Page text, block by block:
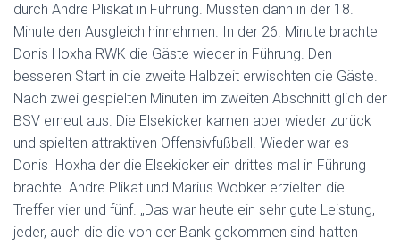
durch Andre Pliskat in Führung. Mussten dann in der 18.
Minute den Ausgleich hinnehmen. In der 26. Minute brachte
Donis Hoxha RWK die Gäste wieder in Führung. Den
besseren Start in die zweite Halbzeit erwischten die Gäste.
Nach zwei gespielten Minuten im zweiten Abschnitt glich der
BSV erneut aus. Die Elsekicker kamen aber wieder zurück
und spielten attraktiven Offensivfußball. Wieder war es
Donis Hoxha der die Elsekicker ein drittes mal in Führung
brachte. Andre Plikat und Marius Wobker erzielten die
Treffer vier und fünf. „Das war heute ein sehr gute Leistung,
jeder, auch die die von der Bank gekommen sind hatten